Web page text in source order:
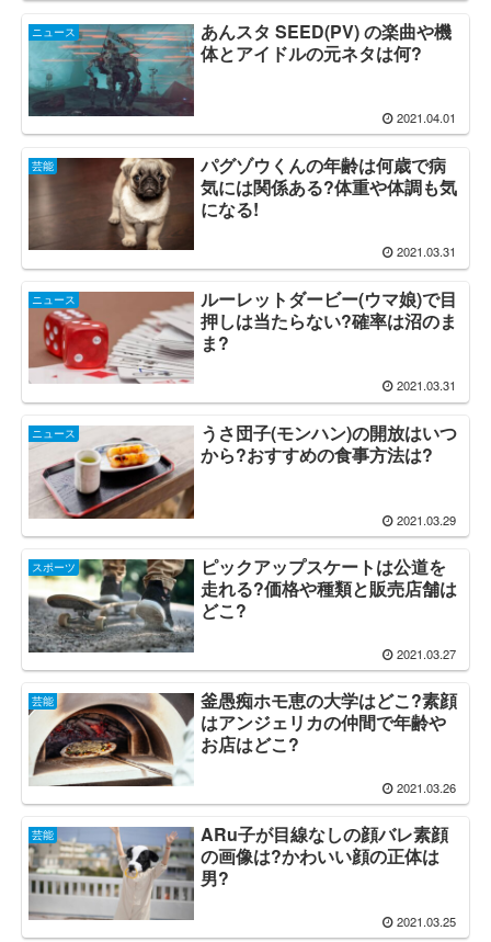
ニュース
あんスタ SEED(PV) の楽曲や機
体とアイドルの元ネタは何?
2021.04.01
芸能
パグゾウくんの年齢は何歳で病
気には関係ある?体重や体調も気
になる!
2021.03.31
ニュース
ルーレットダービー(ウマ娘)で目
押しは当たらない?確率は沼のま
ま?
2021.03.31
ニュース
うさ団子(モンハン)の開放はいつ
から?おすすめの食事方法は?
2021.03.29
スポーツ
ピックアップスケートは公道を
走れる?価格や種類と販売店舗は
どこ?
2021.03.27
芸能
釜愚痴ホモ恵の大学はどこ?素顔
はアンジェリカの仲間で年齢や
お店はどこ?
2021.03.26
芸能
ARu子が目線なしの顔バレ素顔
の画像は?かわいい顔の正体は
男?
2021.03.25